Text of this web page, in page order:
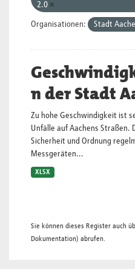
2.0
Organisationen: Stadt
n der Stadt
Zu hohe Geschwindigkeit ist
Unfälle auf Aachens Straßen.
Sicherheit und Ordnung
Messgeräten...
XLSX
Sie können dieses Register auch
Dokumentation) abrufen.